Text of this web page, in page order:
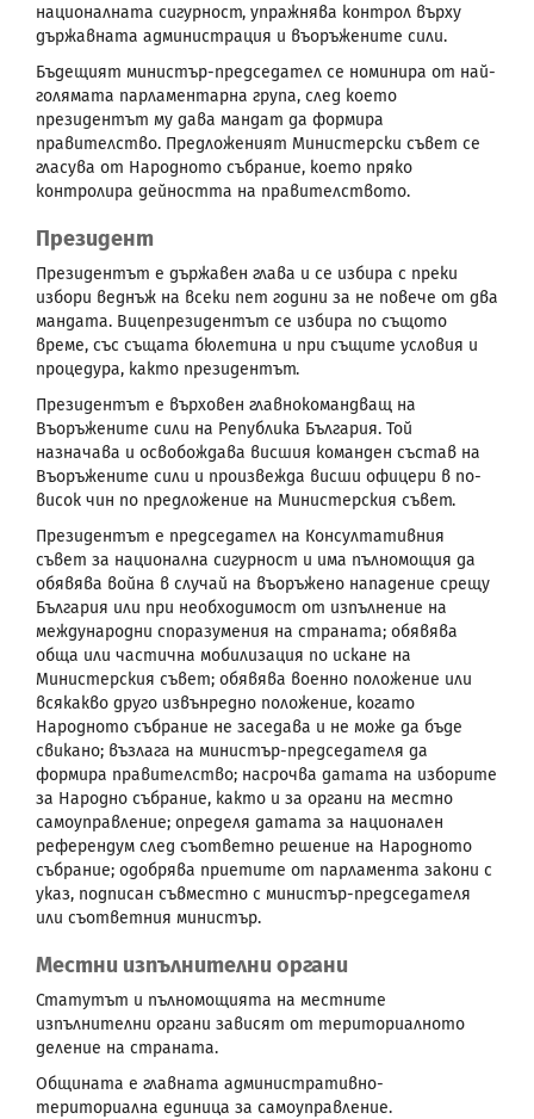
националната сигурност, упражнява контрол върху
държавната администрация и въоръжените сили.
Бъдещият министър-председател се номинира от най-
голямата парламентарна група, след което
президентът му дава мандат да формира
правителство. Предложеният Министерски съвет се
гласува от Народното събрание, което пряко
контролира дейността на правителството.
Президент
Президентът е държавен глава и се избира с преки
избори веднъж на всеки пет години за не повече от два
мандата. Вицепрезидентът се избира по същото
време, със същата бюлетина и при същите условия и
процедура, както президентът.
Президентът е върховен главнокомандващ на
Въоръжените сили на Република България. Той
назначава и освобождава висшия команден състав на
Въоръжените сили и произвежда висши офицери в по-
висок чин по предложение на Министерския съвет.
Президентът е председател на Консултативния
съвет за национална сигурност и има пълномощия да
обявява война в случай на въоръжено нападение срещу
България или при необходимост от изпълнение на
международни споразумения на страната; обявява
обща или частична мобилизация по искане на
Министерския съвет; обявява военно положение или
всякакво друго извънредно положение, когато
Народното събрание не заседава и не може да бъде
свикано; възлага на министър-председателя да
формира правителство; насрочва датата на изборите
за Народно събрание, както и за органи на местно
самоуправление; определя датата за национален
референдум след съответно решение на Народното
събрание; одобрява приетите от парламента закони с
указ, подписан съвместно с министър-председателя
или съответния министър.
Местни изпълнителни органи
Статутът и пълномощията на местните
изпълнителни органи зависят от териториалното
деление на страната.
Общината е главната административно-
териториална единица за самоуправление.